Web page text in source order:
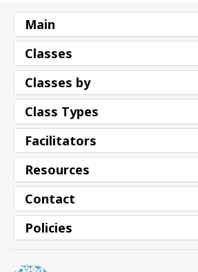
Main
Classes
Classes by
Class Types
Facilitators
Resources
Contact
Policies